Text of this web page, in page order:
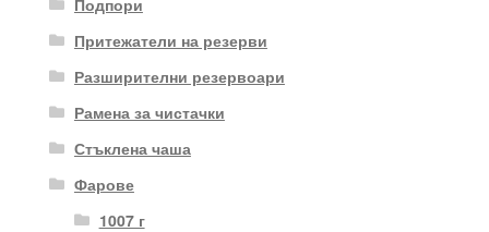
Притежатели на резерви
Разширителни резервоари
Рамена за чистачки
Стъклена чаша
Фарове
1007 г